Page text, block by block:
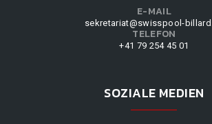
E-MAIL
sekretariat@swisspool-
TELEFON
+41 79 254 45 01
SOZIALE MEDIEN